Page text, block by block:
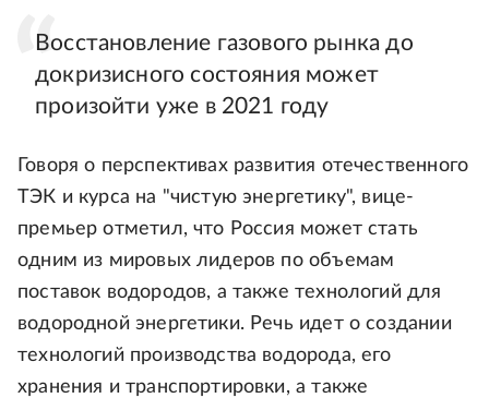
Восстановление газового рынка до
докризисного состояния может
произойти уже в 2021 году
Говоря о перспективах развития отечественного
ТЭК и курса на "чистую энергетику", вице-
премьер отметил, что Россия может стать
одним из мировых лидеров по объемам
поставок водородов, а также технологий для
водородной энергетики. Речь идет о создании
технологий производства водорода, его
хранения и транспортировки, а также